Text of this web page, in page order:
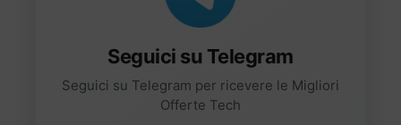
Seguici su Telegram
Seguici su Telegram per ricevere le Migliori
Offerte Tech